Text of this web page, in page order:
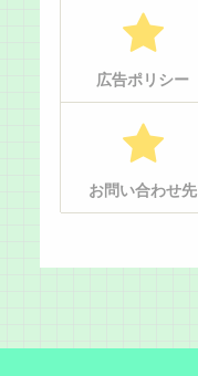
広告ポリシー
お問い合わせ先